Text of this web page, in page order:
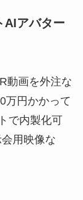
AIアバター
動画を外注な
万円かかって
で内製化可
用映像な